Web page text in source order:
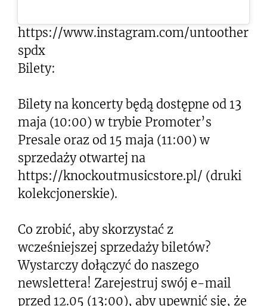
https://www.instagram.com/untoother
spdx
Bilety:
Bilety na koncerty będą dostępne od 13
maja (10:00) w trybie Promoter’s
Presale oraz od 15 maja (11:00) w
sprzedaży otwartej na
https://knockoutmusicstore.pl/ (druki
kolekcjonerskie).
Co zrobić, aby skorzystać z
wcześniejszej sprzedaży biletów?
Wystarczy dołączyć do naszego
newslettera! Zarejestruj swój e-mail
przed 12.05 (13:00), aby upewnić się, że